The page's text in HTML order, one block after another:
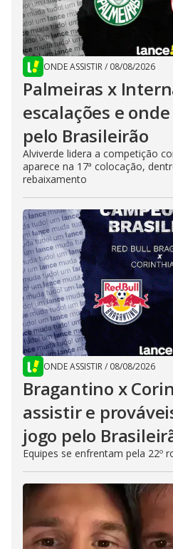
ONDE ASSISTIR/ 08/08/2026
Palmeiras x
escalações e
pelo Brasileirão
Alviverde lidera a competição
aparece na 17ª colocação,
rebaixamento
ONDE ASSISTIR/ 08/08/2026
Bragantino x
assistir e
jogo pelo
Equipes se enfrentam pela 22º